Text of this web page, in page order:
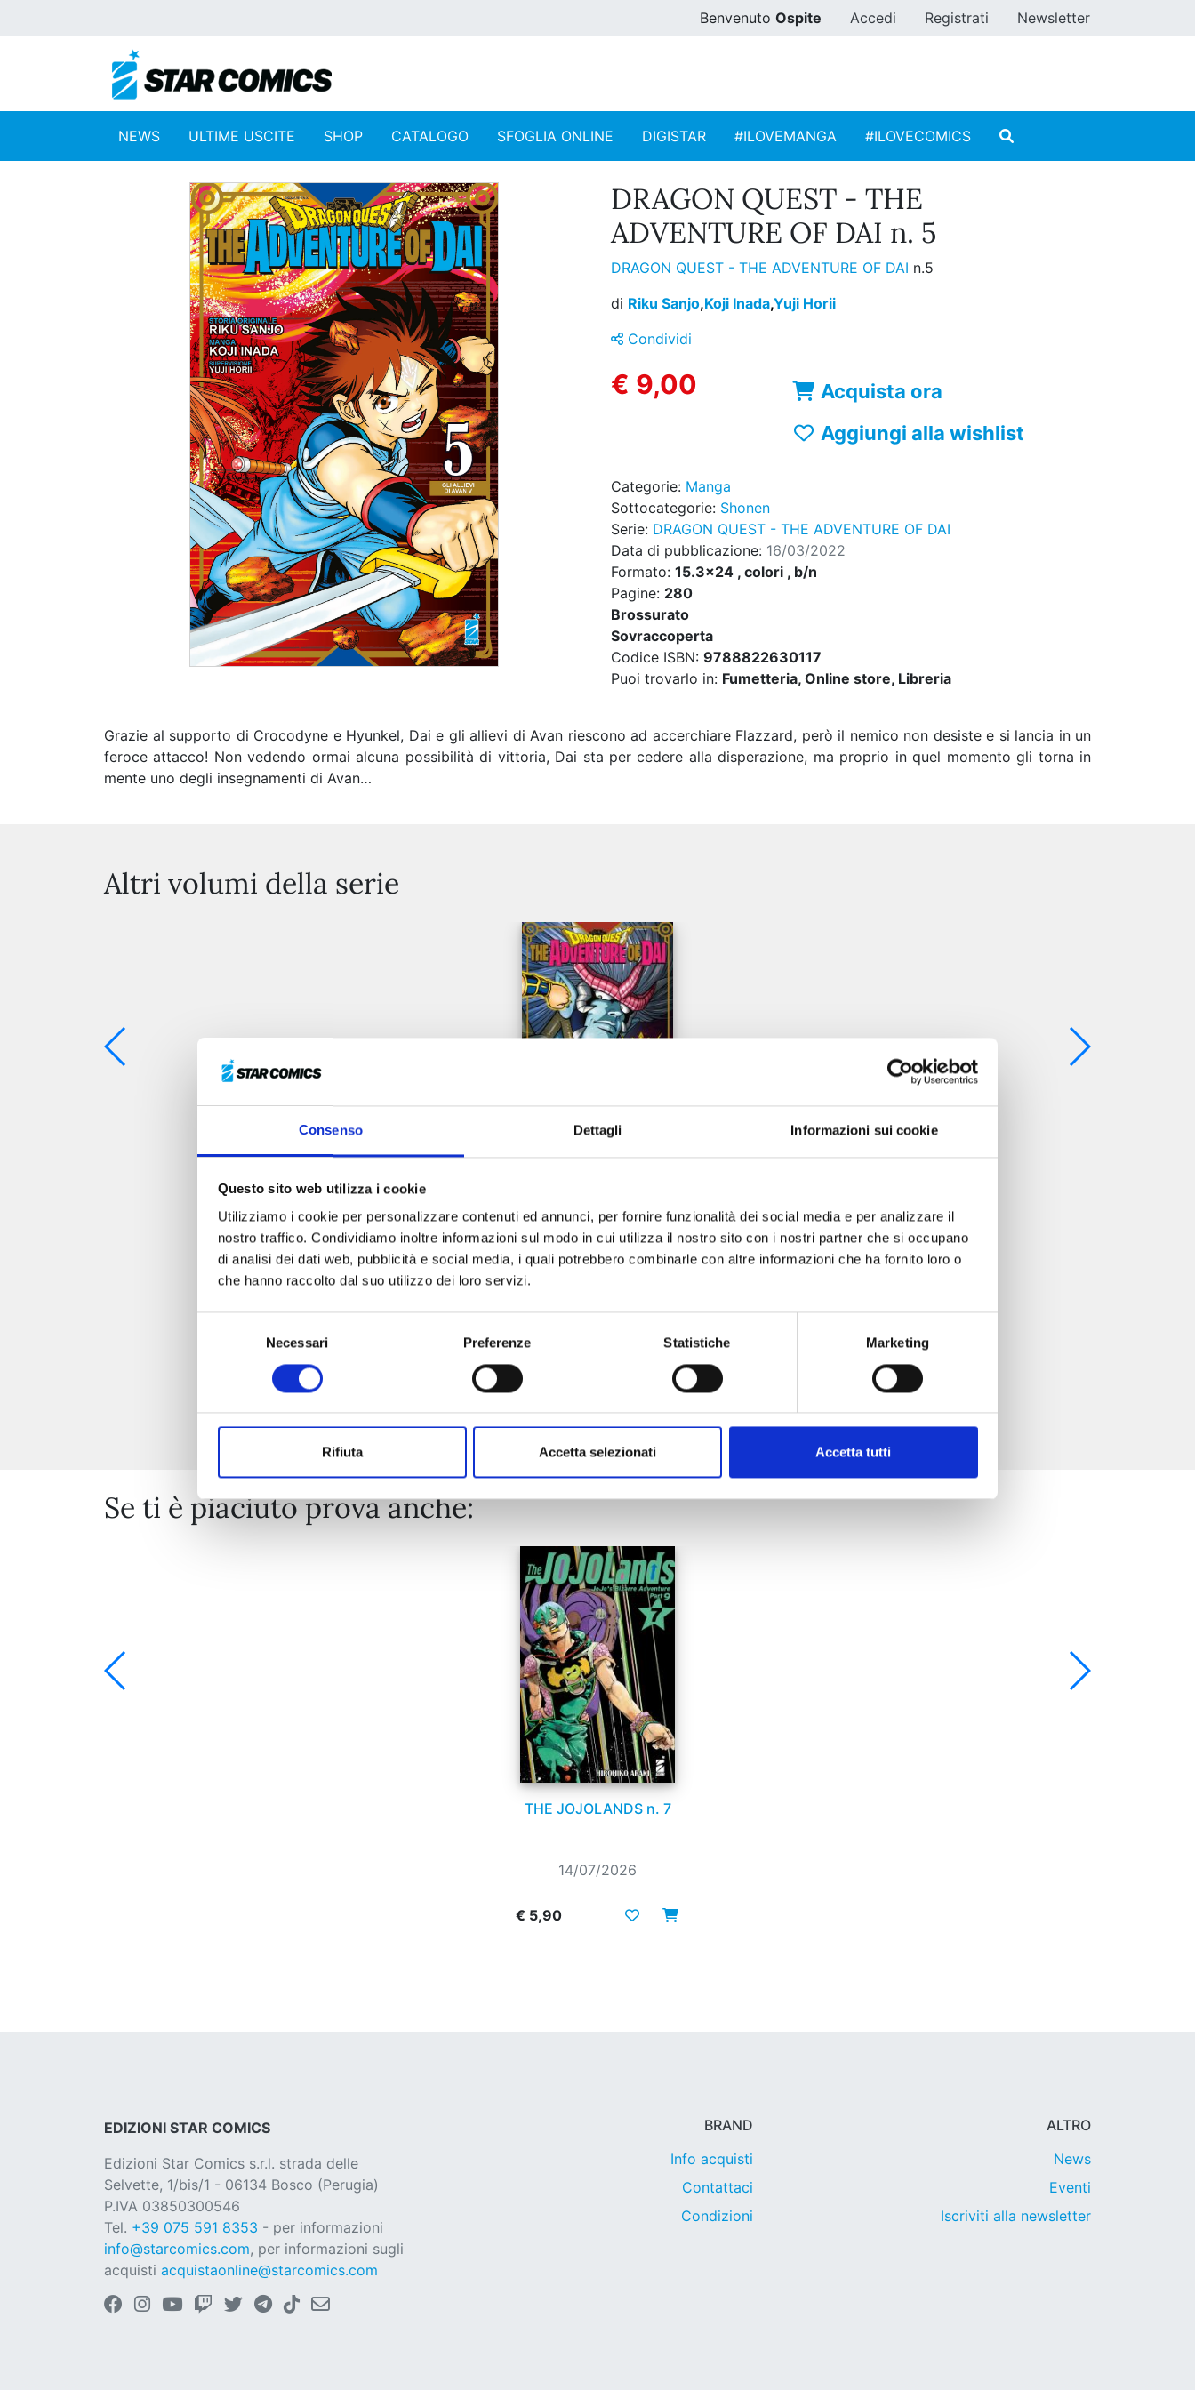
Consenso Dettagli Informazioni sui cookie
Questo sito web utilizza i cookie
Utilizziamo i cookie per personalizzare contenuti ed annunci, per fornire funzionalità dei social media e per analizzare il
nostro traffico. Condividiamo inoltre informazioni sul modo in cui utilizza il nostro sito con i nostri partner che si occupano
di analisi dei dati web, pubblicità e social media, i quali potrebbero combinarle con altre informazioni che ha fornito loro o
che hanno raccolto dal suo utilizzo dei loro servizi.
Necessari Preferenze Statistiche Marketing
Rifiuta Accetta selezionati Accetta tutti
Benvenuto Ospite Accedi Registrati Newsletter
NEWS ULTIME USCITE SHOP CATALOGO SFOGLIA ONLINE DIGISTAR #ILOVEMANGA #ILOVECOMICS
DRAGON QUEST - THE
ADVENTURE OF DAI n. 5
DRAGON QUEST - THE ADVENTURE OF DAI n.5
di Riku Sanjo,Koji Inada,Yuji Horii
Condividi
€ 9,00
Acquista ora
Aggiungi alla wishlist
Categorie: Manga
Sottocategorie: Shonen
Serie: DRAGON QUEST - THE ADVENTURE OF DAI
Data di pubblicazione: 16/03/2022
Formato: 15.3x24 , colori , b/n
Pagine: 280
Brossurato
Sovraccoperta
Codice ISBN: 9788822630117
Puoi trovarlo in: Fumetteria, Online store, Libreria
Grazie al supporto di Crocodyne e Hyunkel, Dai e gli allievi di Avan riescono ad accerchiare Flazzard, però il nemico non desiste e si lancia in un
feroce attacco! Non vedendo ormai alcuna possibilità di vittoria, Dai sta per cedere alla disperazione, ma proprio in quel momento gli torna in
mente uno degli insegnamenti di Avan…
Altri volumi della serie
08/09/2026
€ 9,00
Se ti è piaciuto prova anche:
THE JOJOLANDS n. 7
14/07/2026
€ 5,90
EDIZIONI STAR COMICS
Edizioni Star Comics s.r.l. strada delle
Selvette, 1/bis/1 - 06134 Bosco (Perugia)
P.IVA 03850300546
Tel. +39 075 591 8353 - per informazioni
info@starcomics.com, per informazioni sugli
acquisti acquistaonline@starcomics.com
BRAND
Info acquisti
Contattaci
Condizioni
ALTRO
News
Eventi
Iscriviti alla newsletter